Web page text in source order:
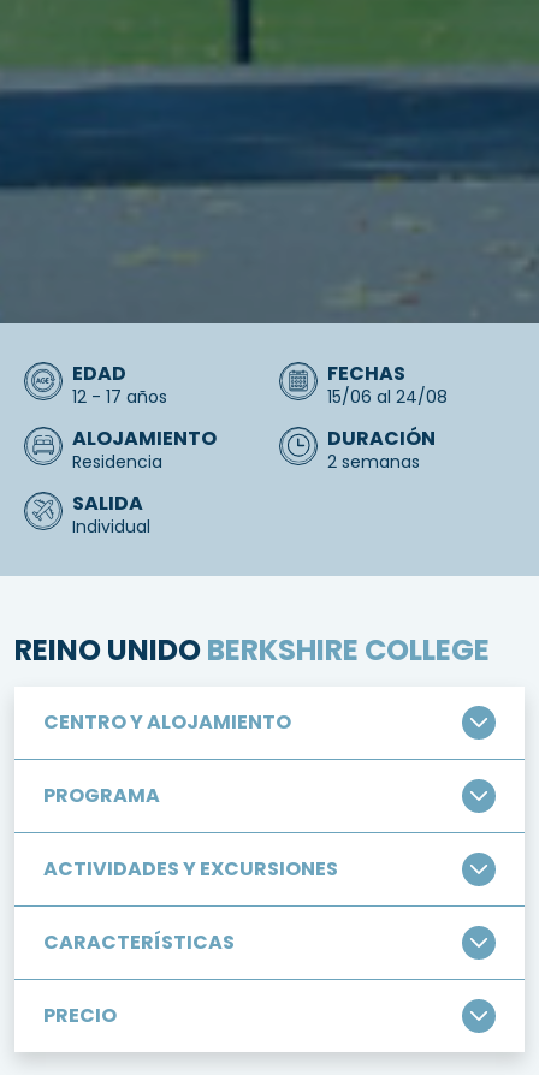
EDAD
12 - 17 años
FECHAS
15/06 al 24/08
ALOJAMIENTO
Residencia
DURACIÓN
2 semanas
SALIDA
Individual
REINO UNIDOBERKSHIRE COLLEGE
CENTRO Y ALOJAMIENTO
PROGRAMA
ACTIVIDADES Y EXCURSIONES
CARACTERÍSTICAS
PRECIO